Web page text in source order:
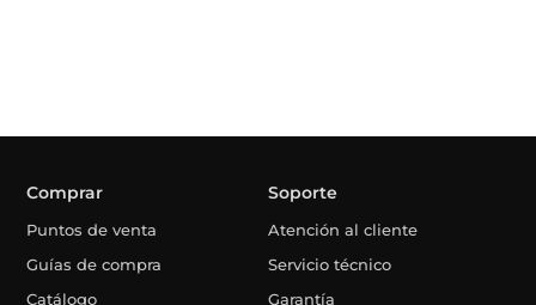
Comprar
Puntos de venta
Guías de compra
Catálogo
Soporte
Atención al cliente
Servicio técnico
Garantía